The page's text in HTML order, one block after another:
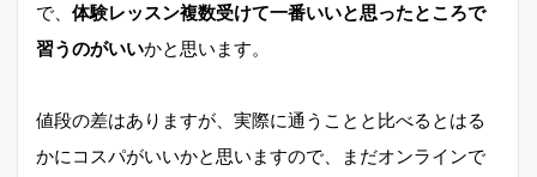
で、 体験レッスン複数受けて一番いいと思ったところで
習うのがいいかと思います。
値段の差はありますが、実際に通うことと比べるとはる
かにコスパがいいかと思いますので、まだオンラインで